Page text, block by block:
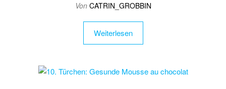
Von CATRIN_GROBBIN
Weiterlesen